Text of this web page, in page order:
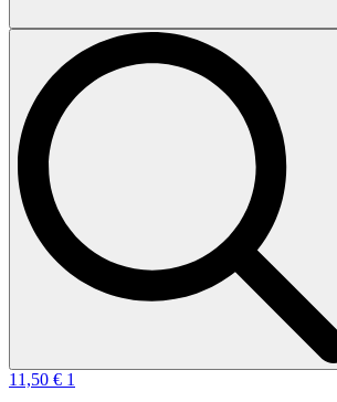
11,50 € 1